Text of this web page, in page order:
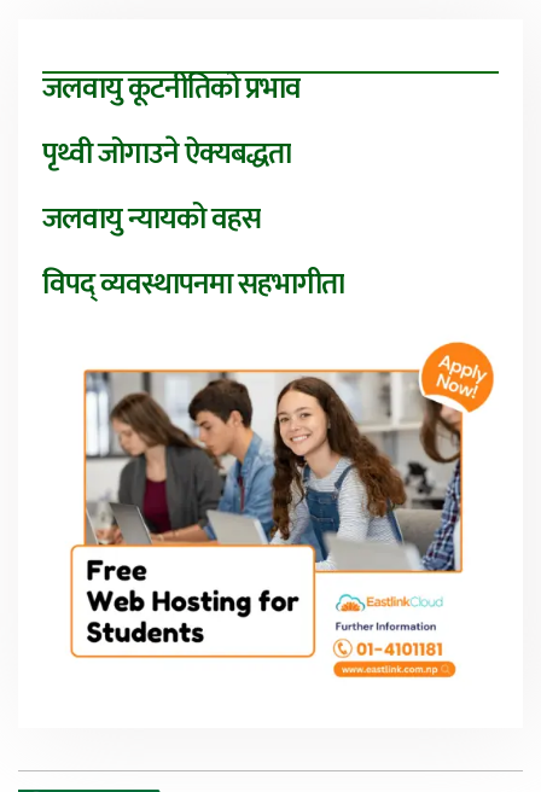
जलवायु कूटनीतिको प्रभाव
पृथ्वी जोगाउने ऐक्यबद्धता
जलवायु न्यायको वहस
विपद् व्यवस्थापनमा सहभागीता